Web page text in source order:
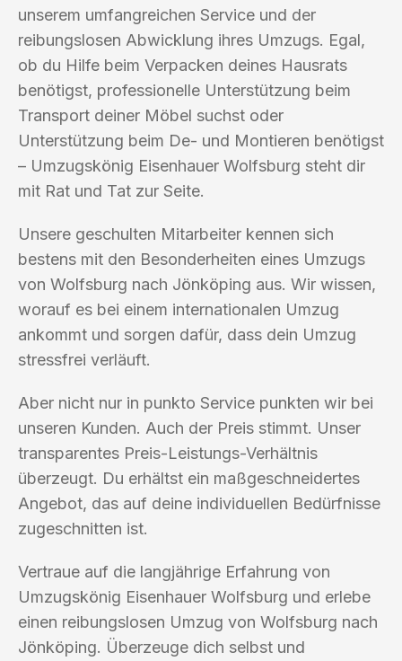
unserem umfangreichen Service und der
reibungslosen Abwicklung ihres Umzugs. Egal,
ob du Hilfe beim Verpacken deines Hausrats
benötigst, professionelle Unterstützung beim
Transport deiner Möbel suchst oder
Unterstützung beim De- und Montieren benötigst
– Umzugskönig Eisenhauer Wolfsburg steht dir
mit Rat und Tat zur Seite.
Unsere geschulten Mitarbeiter kennen sich
bestens mit den Besonderheiten eines Umzugs
von Wolfsburg nach Jönköping aus. Wir wissen,
worauf es bei einem internationalen Umzug
ankommt und sorgen dafür, dass dein Umzug
stressfrei verläuft.
Aber nicht nur in punkto Service punkten wir bei
unseren Kunden. Auch der Preis stimmt. Unser
transparentes Preis-Leistungs-Verhältnis
überzeugt. Du erhältst ein maßgeschneidertes
Angebot, das auf deine individuellen Bedürfnisse
zugeschnitten ist.
Vertraue auf die langjährige Erfahrung von
Umzugskönig Eisenhauer Wolfsburg und erlebe
einen reibungslosen Umzug von Wolfsburg nach
Jönköping. Überzeuge dich selbst und